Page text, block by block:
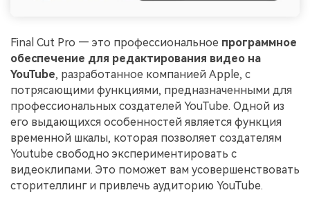
Final Cut Pro — это профессиональное программное
обеспечение для редактирования видео на
YouTube, разработанное компанией Apple, с
потрясающими функциями, предназначенными для
профессиональных создателей YouTube. Одной из
его выдающихся особенностей является функция
временной шкалы, которая позволяет создателям
Youtube свободно экспериментировать с
видеоклипами. Это поможет вам усовершенствовать
сторителлинг и привлечь аудиторию YouTube.